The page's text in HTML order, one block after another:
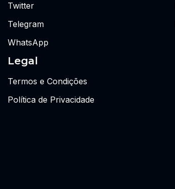
Twitter
Telegram
WhatsApp
Legal
Termos e Condições
Política de Privacidade